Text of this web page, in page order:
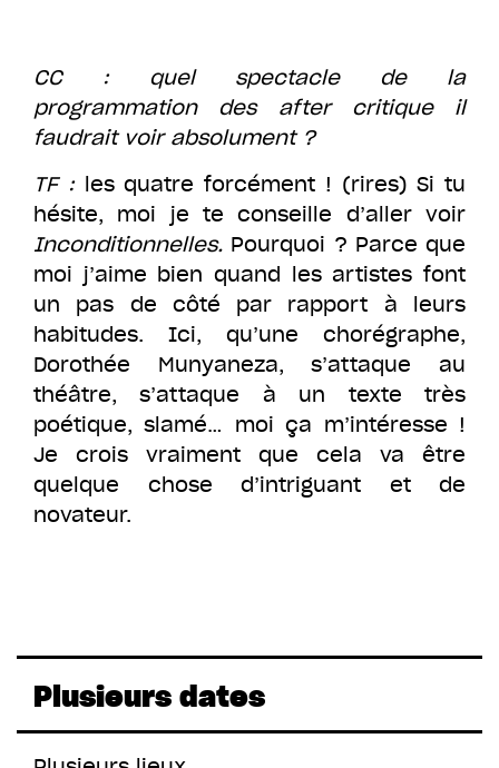
CC : quel spectacle de la
programmation des after critique il
faudrait voir absolument ?
TF :les quatre forcément ! (rires) Si tu
hésite, moi je te conseille d’aller voir
Inconditionnelles. Pourquoi ? Parce que
moi j’aime bien quand les artistes font
un pas de côté par rapport à leurs
habitudes. Ici, qu’une chorégraphe,
Dorothée Munyaneza, s’attaque au
théâtre, s’attaque à un texte très
poétique, slamé… moi ça m’intéresse !
Je crois vraiment que cela va être
quelque chose d’intriguant et de
novateur.
Plusieurs dates